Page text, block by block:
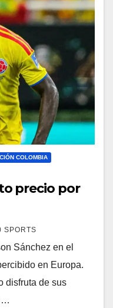
COLOMBIA
precio por
SPORTS
Sánchez en el
en Europa.
disfruta de sus